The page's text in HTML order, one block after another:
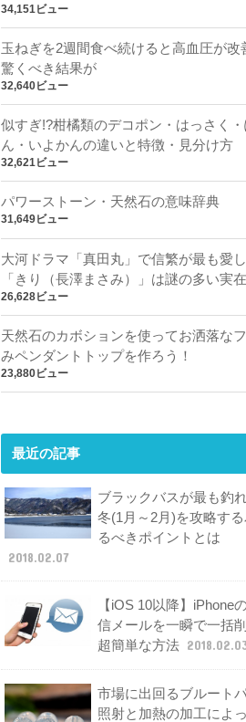
34,151ビュー
玉ねぎを2週間食べ続けると高血圧が改
驚くべき結果が
32,640ビュー
似すぎ!?柑橘類のデコポン・はっさく
ん・いよかんの違いと特徴・見分け方
32,621ビュー
パワーストーン・天然石の意味辞典
31,649ビュー
大河ドラマ「真田丸」で信繁が最も愛
「きり（長澤まさみ）」は謎の多い実
26,628ビュー
天然石のカボションを使ってお洒落な
みペンダントトップを作ろう！
23,880ビュー
最近の記事
ブラックバスが最も釣
冬(1月～2月)を攻略す
るべきポイントとは
2018.02.07
【iOS 10以降】iPhone
信メールを一瞬で一括
超簡単な方法
市場に出回るブルート
照射と加熱の加工によ